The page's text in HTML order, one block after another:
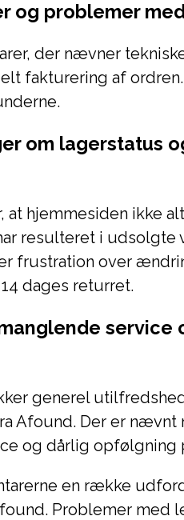
og problemer
der nævner
fakturering af ordren.
om lagerstatus
at hjemmesiden ikke
resulteret i
frustration over
dages returret.
service
generel
Afound. Der er nævnt
og dårlig opfølgning
en række
Problemer med